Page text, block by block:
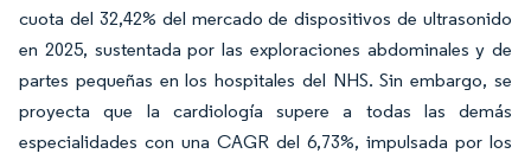
cuota del 32,42% del mercado de dispositivos de ultrasonido
en 2025, sustentada por las exploraciones abdominales y de
partes pequeñas en los hospitales del NHS. Sin embargo, se
proyecta que la cardiología supere a todas las demás
especialidades con una CAGR del 6,73%, impulsada por los